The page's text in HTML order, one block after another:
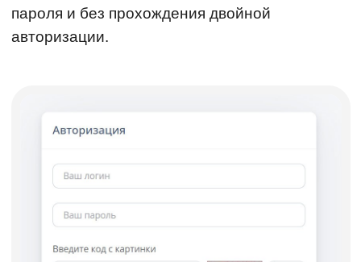
пароля и без прохождения двойной
авторизации.